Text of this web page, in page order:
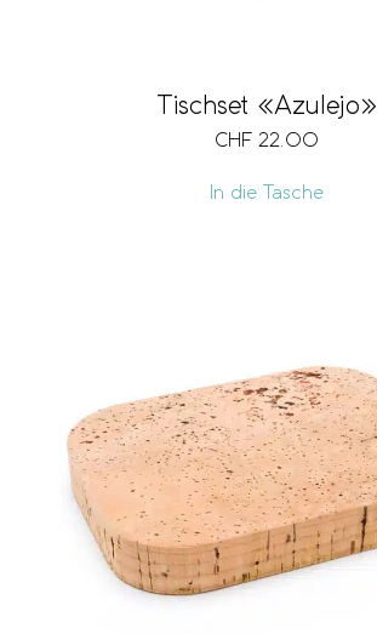
Tischset «Azulejo»
CHF 22.00
In die Tasche